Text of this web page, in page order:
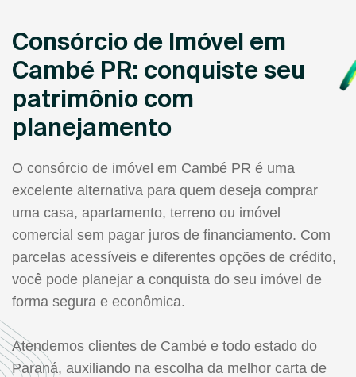
Consórcio de Imóvel em
Cambé PR: conquiste seu
patrimônio com
planejamento
O consórcio de imóvel em Cambé PR é uma
excelente alternativa para quem deseja comprar
uma casa, apartamento, terreno ou imóvel
comercial sem pagar juros de financiamento. Com
parcelas acessíveis e diferentes opções de crédito,
você pode planejar a conquista do seu imóvel de
forma segura e econômica.
Atendemos clientes de Cambé e todo estado do
Paraná, auxiliando na escolha da melhor carta de